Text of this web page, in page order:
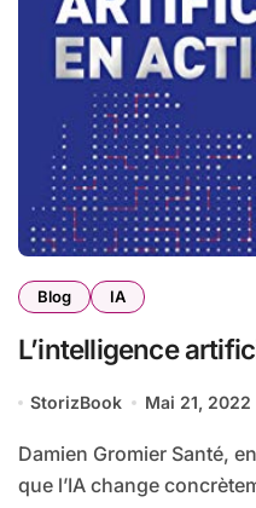
Blog IA
L’intelligence
StorizBook Mai 21, 2022
Damien Gromier Santé, environnement, énergie… ce
que l’IA change